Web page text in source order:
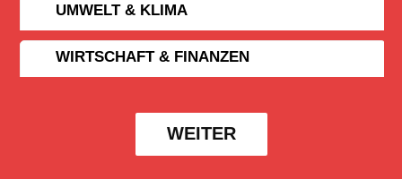
UMWELT & KLIMA
WIRTSCHAFT & FINANZEN
WEITER